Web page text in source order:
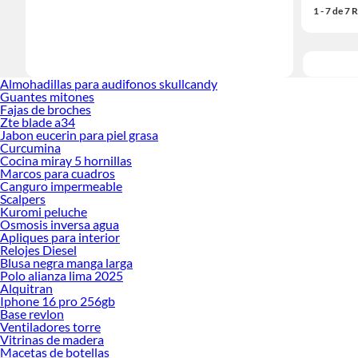
1 - 7 de 7
Almohadillas para audifonos skullcandy
Guantes mitones
Fajas de broches
Zte blade a34
Jabon eucerin para piel grasa
Curcumina
Cocina miray 5 hornillas
Marcos para cuadros
Canguro impermeable
Scalpers
Kuromi peluche
Osmosis inversa agua
Apliques para interior
Relojes Diesel
Blusa negra manga larga
Polo alianza lima 2025
Alquitran
Iphone 16 pro 256gb
Base revlon
Ventiladores torre
Vitrinas de madera
Macetas de botellas